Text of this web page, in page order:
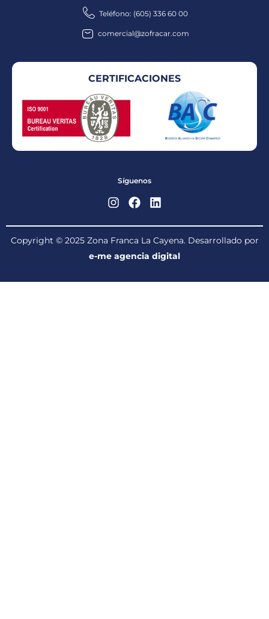
Teléfono: (605) 336 60 00
comercial@zofracar.com
CERTIFICACIONES
Síguenos
Copyright © 2025 Zona Franca La Cayena. Desarrollado por
e-me agencia digital